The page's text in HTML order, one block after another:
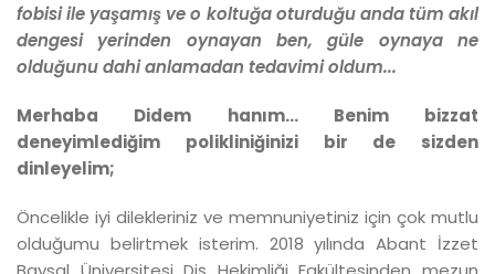
fobisi ile yaşamış ve o koltuğa oturduğu anda tüm akıl
dengesi yerinden oynayan ben, güle oynaya ne
olduğunu dahi anlamadan tedavimi oldum...
Merhaba Didem hanım... Benim bizzat
deneyimlediğim polikliniğinizi bir de sizden
dinleyelim;
Öncelikle iyi dilekleriniz ve memnuniyetiniz için çok mutlu
olduğumu belirtmek isterim. 2018 yılında Abant İzzet